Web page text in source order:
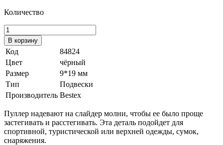
Количество
В корзину
Код
84824
Цвет
чёрный
Размер
9*19 мм
Тип
Подвески
Производитель Bestex
Пуллер надевают на слайдер молни, чтобы ее было проще
застегивать и расстегивать. Эта деталь подойдет для
спортивной, туристической или верхней одежды, сумок,
снаряжения.